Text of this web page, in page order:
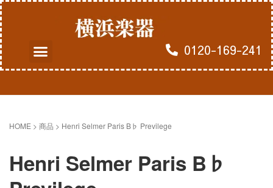
0120-169-241
HOME > 商品 > Henri Selmer Paris B♭ Previlege
Henri Selmer Paris B♭